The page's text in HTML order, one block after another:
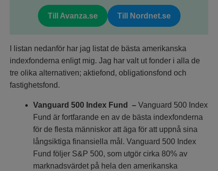
Till Avanza.se Till Nordnet.se
I listan nedanför har jag listat de bästa amerikanska
indexfonderna enligt mig. Jag har valt ut fonder i alla de
tre olika alternativen; aktiefond, obligationsfond och
fastighetsfond.
Vanguard 500 Index Fund – Vanguard 500 Index
Fund är fortfarande en av de bästa indexfonderna
för de flesta människor att äga för att uppnå sina
långsiktiga finansiella mål. Vanguard 500 Index
Fund följer S&P 500, som utgör cirka 80% av
marknadsvärdet på hela den amerikanska